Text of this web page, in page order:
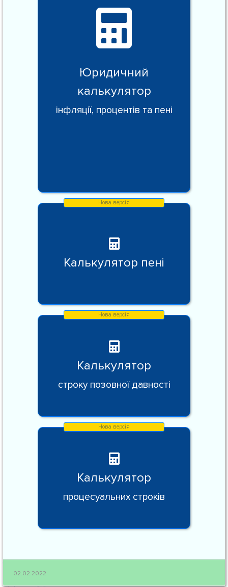
Юридичний
калькулятор
інфляції, процентів та пені
Калькулятор пені
Калькулятор
строку позовної давності
Калькулятор
процесуальних строків
02.02.2022